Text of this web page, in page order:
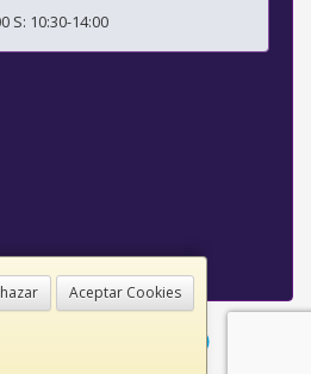
Aceptar Cookies
S: 10:30-14:00